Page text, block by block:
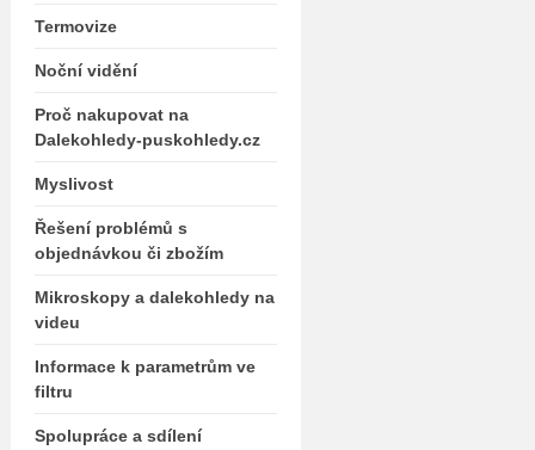
Termovize
Noční vidění
Proč nakupovat na
Dalekohledy-puskohledy.cz
Myslivost
Řešení problémů s
objednávkou či zbožím
Mikroskopy a dalekohledy na
videu
Informace k parametrům ve
filtru
Spolupráce a sdílení